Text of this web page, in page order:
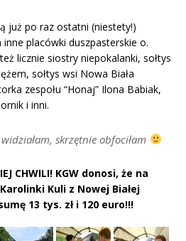
już po raz ostatni (niestety!)
placówki duszpasterskie o.
licznie siostry niepokalanki, sołtys
sołtys wsi Nowa Biała
zespołu “Honaj” Ilona Babiak,
i inni.
skrzętnie obfociłam
CHWILI! KGW donosi, że na
Kuli z Nowej Białej
13 tys. zł i 120 euro!!!